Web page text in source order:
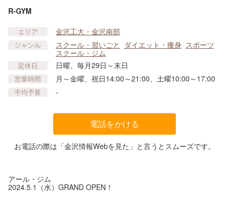
R-GYM
エリア 金沢工大・金沢南部
ジャンル スクール・習いごと ダイエット・痩身 スポーツ
スクール・ジム
定休日 日曜、毎月29日～末日
営業時間 月～金曜、祝日14:00～21:00、土曜10:00～17:00
平均予算 -
電話をかける
お電話の際は「金沢情報Webを見た」と言うとスムーズです。
アール・ジム
2024.5.1（水）GRAND OPEN！